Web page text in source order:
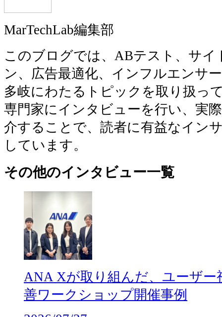
MarTechLab編集部
このブログでは、ABテスト、サ
ン、広告最適化、インフルエンサ
多岐にわたるトピックを取り扱っ
専門家にインタビューを行い、実
介することで、読者に有益なイン
しています。
その他のインタビュー一覧
ANA Xが取り組んだ、ユーザ
善ワークショップ開催事例